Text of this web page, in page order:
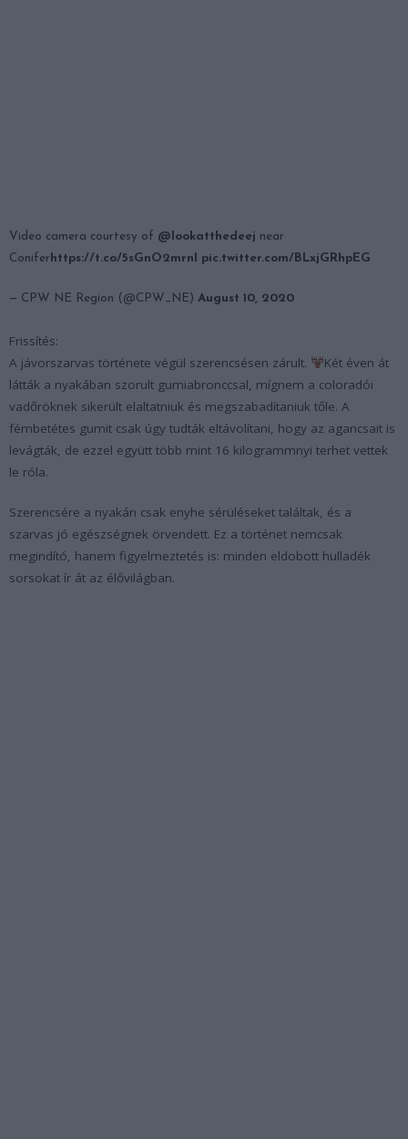
Video camera courtesy of @lookatthedeej near
Conifer https://t.co/5sGnO2mrnl pic.twitter.com/BLxjGRhpEG
— CPW NE Region (@CPW_NE) August 10, 2020
Frissítés:
A jávorszarvas története végül szerencsésen zárult.
Két éven át
látták a nyakában szorult gumiabronccsal, mígnem a coloradói
vadőröknek sikerült elaltatniuk és megszabadítaniuk tőle. A
fémbetétes gumit csak úgy tudták eltávolítani, hogy az agancsait is
levágták, de ezzel együtt több mint 16 kilogrammnyi terhet vettek
le róla.
Szerencsére a nyakán csak enyhe sérüléseket találtak, és a
szarvas jó egészségnek örvendett. Ez a történet nemcsak
megindító, hanem figyelmeztetés is: minden eldobott hulladék
sorsokat ír át az élővilágban.